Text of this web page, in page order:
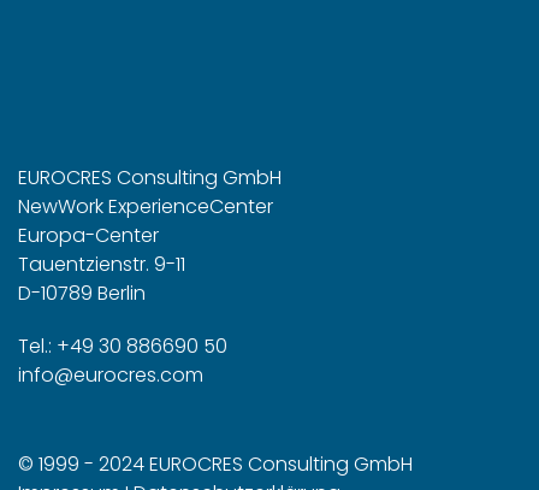
EUROCRES Consulting GmbH
NewWork ExperienceCenter
Europa-Center
Tauentzienstr. 9-11
D-10789 Berlin
Tel.: +49 30 886690 50
info@eurocres.com
© 1999 - 2024 EUROCRES Consulting GmbH